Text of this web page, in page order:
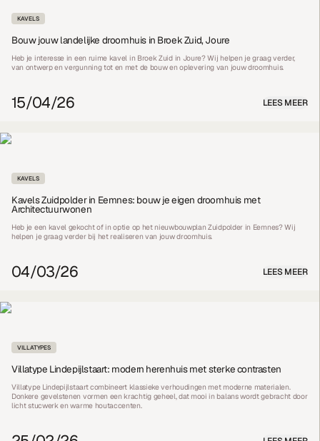
KAVELS
Bouw jouw landelijke droomhuis in Broek Zuid, Joure
Heb je interesse in een ruime kavel in Broek Zuid in Joure? Wij helpen je graag verder,
van ontwerp en vergunning tot en met de bouw en oplevering van jouw droomhuis.
15/04/26 LEES MEER
KAVELS
Kavels Zuidpolder in Eemnes: bouw je eigen droomhuis met
Architectuurwonen
Heb je een kavel gekocht of in optie op het nieuwbouwplan Zuidpolder in Eemnes? Wij
helpen je graag verder bij het realiseren van jouw droomhuis.
04/03/26 LEES MEER
VILLATYPES
Villatype Lindepijlstaart: modern herenhuis met sterke contrasten
Villatype Lindepijlstaart combineert klassieke verhoudingen met moderne materialen.
Donkere gevelstenen vormen een krachtig geheel, dat mooi in balans wordt gebracht door
licht stucwerk en warme houtaccenten.